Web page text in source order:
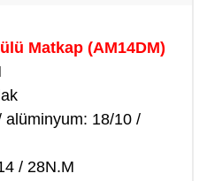
Matkap (AM14DM)
alüminyum: 18/10 /
/ 28N.M